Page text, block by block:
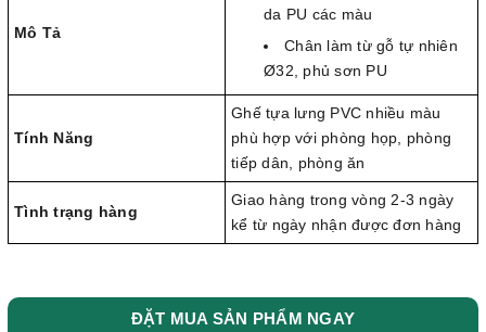
Mô Tả
da PU các màu
Chân làm từ gỗ tự nhiên
Ø32, phủ sơn PU
Tính Năng
Ghế tựa lưng PVC nhiều màu
phù hợp với phòng họp, phòng
tiếp dân, phòng ăn
Tình trạng hàng
Giao hàng trong vòng 2-3 ngày
kể từ ngày nhận được đơn hàng
ĐẶT MUA SẢN PHẨM NGAY